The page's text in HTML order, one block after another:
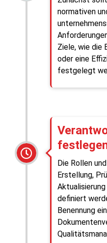
normativen
Ziele, wie die
oder eine
festgelegt
Die Rollen
Erstellung,
definiert
Benennung